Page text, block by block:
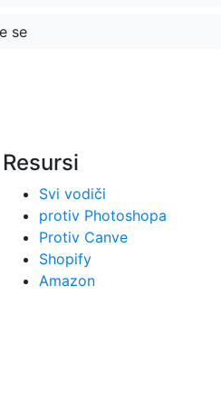
se
Resursi
Svi vodiči
protiv Photoshopa
Protiv Canve
Shopify
Amazon